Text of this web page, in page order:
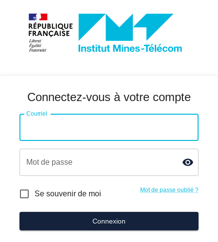
Connectez-vous à votre compte
Courriel
Mot de passe
Se souvenir de moi Mot de passe oublié ?
Connexion